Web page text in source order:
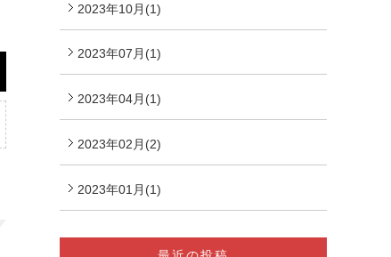
2023年10月(1)
2023年07月(1)
2023年04月(1)
2023年02月(2)
2023年01月(1)